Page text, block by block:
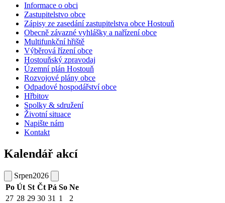
Informace o obci
Zastupitelstvo obce
Zápisy ze zasedání zastupitelstva obce Hostouň
Obecně závazné vyhlášky a nařízení obce
Multifunkční hřiště
Výběrová řízení obce
Hostouňský zpravodaj
Územní plán Hostouň
Rozvojové plány obce
Odpadové hospodářství obce
Hřbitov
Spolky & sdružení
Životní situace
Napište nám
Kontakt
Kalendář akcí
Srpen2026
Po Út St Čt Pá So Ne
27 28 29 30 31 1
2